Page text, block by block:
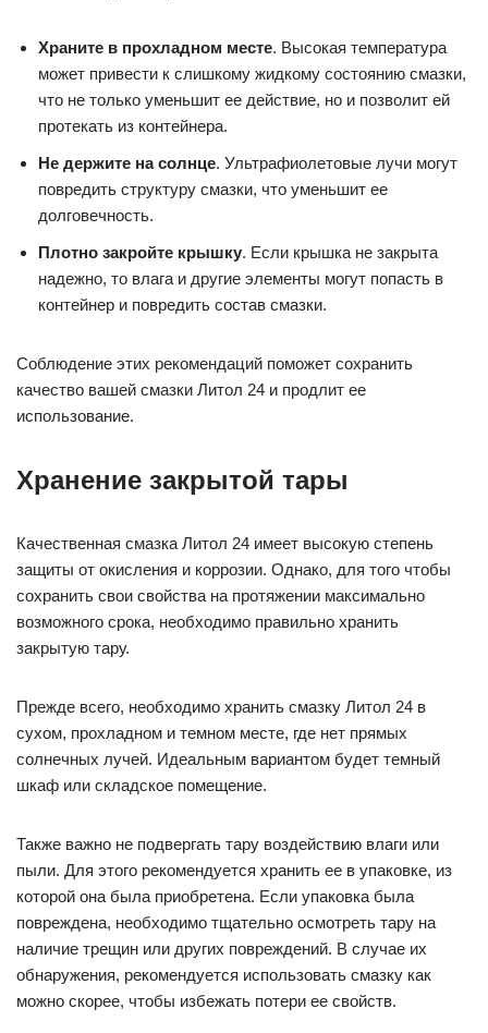
Храните в прохладном месте. Высокая температура
может привести к слишкому жидкому состоянию смазки,
что не только уменьшит ее действие, но и позволит ей
протекать из контейнера.
Не держите на солнце. Ультрафиолетовые лучи могут
повредить структуру смазки, что уменьшит ее
долговечность.
Плотно закройте крышку. Если крышка не закрыта
надежно, то влага и другие элементы могут попасть в
контейнер и повредить состав смазки.
Соблюдение этих рекомендаций поможет сохранить
качество вашей смазки Литол 24 и продлит ее
использование.
Хранение закрытой тары
Качественная смазка Литол 24 имеет высокую степень
защиты от окисления и коррозии. Однако, для того чтобы
сохранить свои свойства на протяжении максимально
возможного срока, необходимо правильно хранить
закрытую тару.
Прежде всего, необходимо хранить смазку Литол 24 в
сухом, прохладном и темном месте, где нет прямых
солнечных лучей. Идеальным вариантом будет темный
шкаф или складское помещение.
Также важно не подвергать тару воздействию влаги или
пыли. Для этого рекомендуется хранить ее в упаковке, из
которой она была приобретена. Если упаковка была
повреждена, необходимо тщательно осмотреть тару на
наличие трещин или других повреждений. В случае их
обнаружения, рекомендуется использовать смазку как
можно скорее, чтобы избежать потери ее свойств.